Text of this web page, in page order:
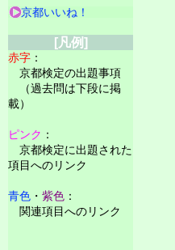
京都いいね！
[凡例]
赤字 ：
京都検定の出題事項
（過去問は下段に掲
載）
ピンク ：
京都検定に出題された
項目へのリンク
青色 ・ 紫色 ：
関連項目へのリンク